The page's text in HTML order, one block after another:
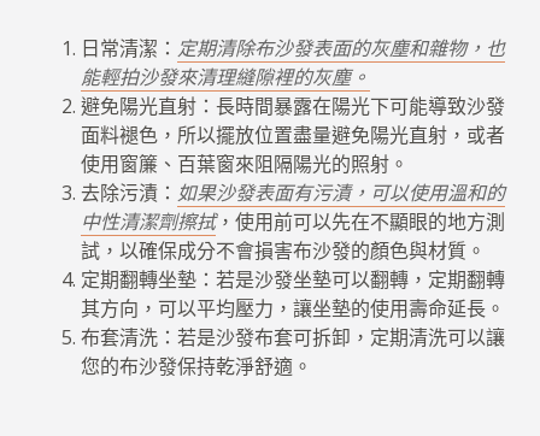
日常清潔： 定期清除布沙發表面的灰塵和雜物，也
能輕拍沙發來清理縫隙裡的灰塵。
避免陽光直射：長時間暴露在陽光下可能導致沙發
面料褪色，所以擺放位置盡量避免陽光直射，或者
使用窗簾、百葉窗來阻隔陽光的照射。
去除污漬： 如果沙發表面有污漬，可以使用溫和的
中性清潔劑擦拭，使用前可以先在不顯眼的地方測
試，以確保成分不會損害布沙發的顏色與材質。
定期翻轉坐墊：若是沙發坐墊可以翻轉，定期翻轉
其方向，可以平均壓力，讓坐墊的使用壽命延長。
布套清洗：若是沙發布套可拆卸，定期清洗可以讓
您的布沙發保持乾淨舒適。